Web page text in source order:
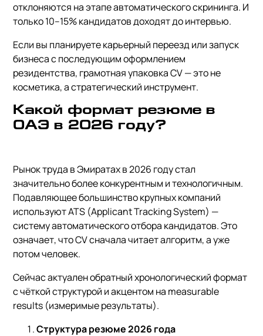
отклоняются на этапе автоматического скрининга. И
только 10–15% кандидатов доходят до интервью.
Если вы планируете карьерный переезд или запуск
бизнеса с последующим оформлением
резидентства, грамотная упаковка CV — это не
косметика, а стратегический инструмент.
Какой формат резюме в
ОАЭ в 2026 году?
Рынок труда в Эмиратах в 2026 году стал
значительно более конкурентным и технологичным.
Подавляющее большинство крупных компаний
используют ATS (Applicant Tracking System) —
систему автоматического отбора кандидатов. Это
означает, что CV сначала читает алгоритм, а уже
потом человек.
Сейчас актуален обратный хронологический формат
с чёткой структурой и акцентом на measurable
results (измеримые результаты).
Структура резюме 2026 года